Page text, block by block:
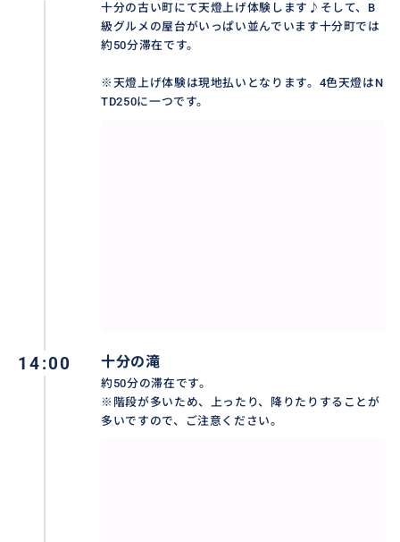
十分の古い町にて天燈上げ体験します♪そして、B
級グルメの屋台がいっぱい並んでいます十分町では
約50分滞在です。
※天燈上げ体験は現地払いとなります。4色天燈はN
TD250に一つです。
14:00 十分の滝
約50分の滞在です。
※階段が多いため、上ったり、降りたりすることが
多いですので、ご注意ください。